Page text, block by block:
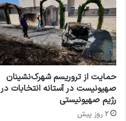
حمایت از تروریسم شهرک‌نشینان
صهیونیست در آستانه انتخابات در
رژیم صهیونیستی
2 روز پیش